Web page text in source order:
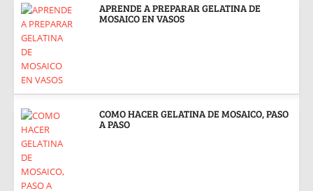
APRENDE A PREPARAR GELATINA DE
MOSAICO EN VASOS
COMO HACER GELATINA DE MOSAICO, PASO
A PASO